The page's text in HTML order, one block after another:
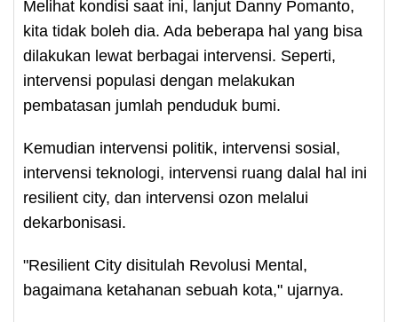
Melihat kondisi saat ini, lanjut Danny Pomanto,
kita tidak boleh dia. Ada beberapa hal yang bisa
dilakukan lewat berbagai intervensi. Seperti,
intervensi populasi dengan melakukan
pembatasan jumlah penduduk bumi.
Kemudian intervensi politik, intervensi sosial,
intervensi teknologi, intervensi ruang dalal hal ini
resilient city, dan intervensi ozon melalui
dekarbonisasi.
"Resilient City disitulah Revolusi Mental,
bagaimana ketahanan sebuah kota," ujarnya.